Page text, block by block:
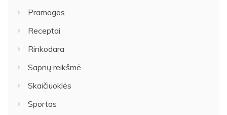
Pramogos
Receptai
Rinkodara
Sapnų reikšmė
Skaičiuoklės
Sportas